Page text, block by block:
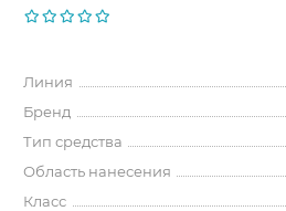
Линия
Бренд
Тип средства
Область нанесения
Класс